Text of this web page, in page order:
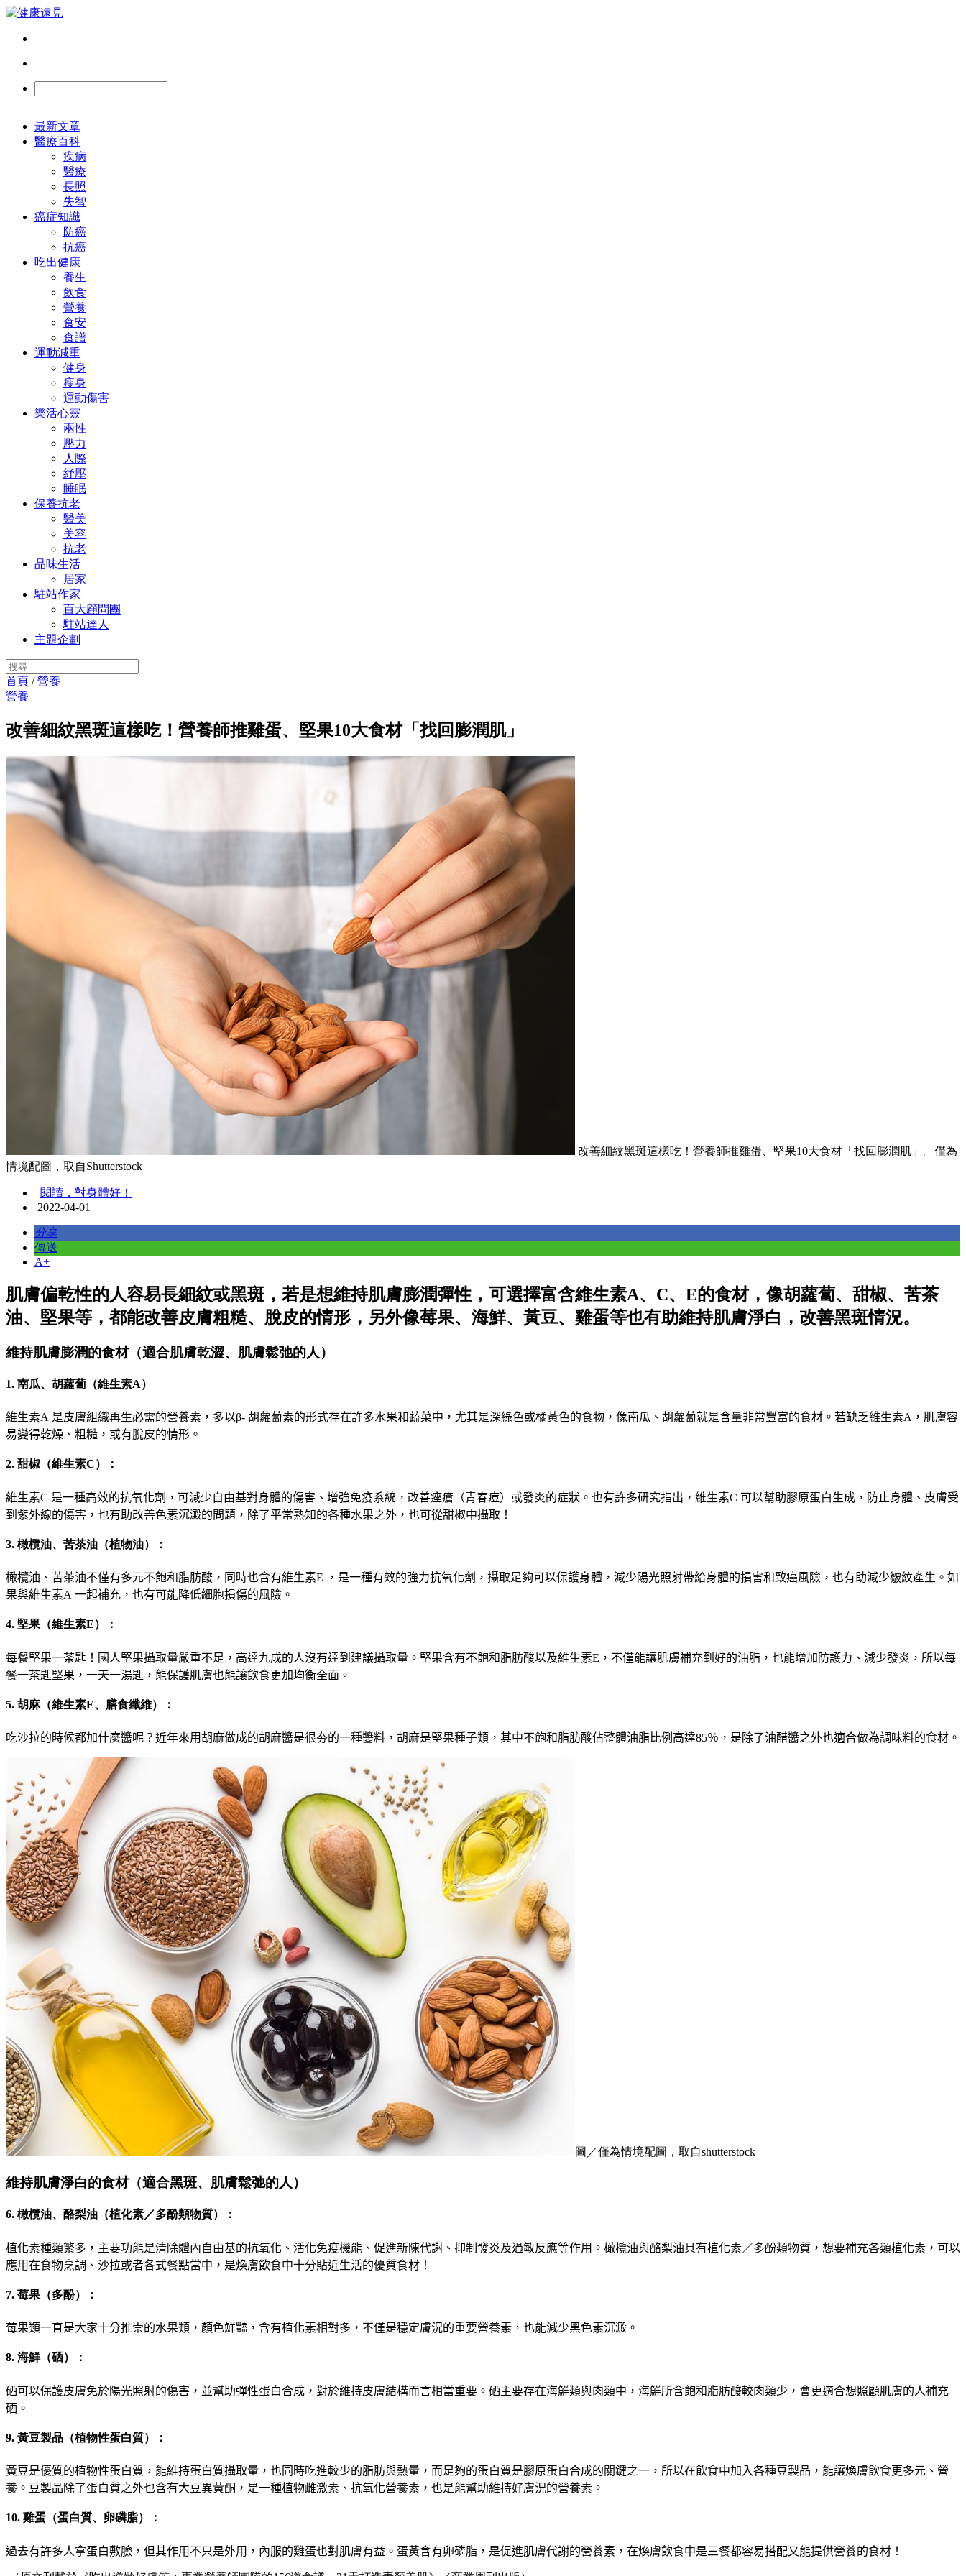
最新文章
醫療百科
疾病
醫療
長照
失智
癌症知識
防癌
抗癌
吃出健康
養生
飲食
營養
食安
食譜
運動減重
健身
瘦身
運動傷害
樂活心靈
兩性
壓力
人際
紓壓
睡眠
保養抗老
醫美
美容
抗老
品味生活
居家
駐站作家
百大顧問團
駐站達人
主題企劃
首頁 /營養
營養
改善細紋黑斑這樣吃！營養師推雞蛋、堅果10大食材「找回膨潤肌」
改善細紋黑斑這樣吃！營養師推雞蛋、堅果10大食材「找回膨潤肌」。僅為
情境配圖，取自Shutterstock
閱讀，對身體好！
2022-04-01
分享
傳送
A+
肌膚偏乾性的人容易長細紋或黑斑，若是想維持肌膚膨潤彈性，可選擇富含維生素A、C、E的食材，像胡蘿蔔、甜椒、苦茶
油、堅果等，都能改善皮膚粗糙、脫皮的情形，另外像莓果、海鮮、黃豆、雞蛋等也有助維持肌膚淨白，改善黑斑情況。
維持肌膚膨潤的食材（適合肌膚乾澀、肌膚鬆弛的人）
1. 南瓜、胡蘿蔔（維生素A）
維生素A 是皮膚組織再生必需的營養素 ， 多以β- 胡蘿蔔素的形式存在許多水果和蔬菜中 ， 尤其是深綠色或橘黃色的食物 ， 像南瓜 、 胡蘿蔔就是含量非常豐富的食材 。 若缺乏維生素A ， 肌膚容
易變得乾燥 、 粗糙 ， 或有脫皮的情形 。
2. 甜椒（維生素C）：
維生素C 是一種高效的抗氧化劑 ， 可減少自由基對身體的傷害 、 增強免疫系統 ， 改善痤瘡 （青春痘） 或發炎的症狀 。 也有許多研究指出 ， 維生素C 可以幫助膠原蛋白生成 ， 防止身體 、 皮膚受
到紫外線的傷害 ， 也有助改善色素沉澱的問題 ， 除了平常熟知的各種水果之外 ， 也可從甜椒中攝取 ！
3. 橄欖油、苦茶油（植物油）：
橄欖油 、 苦茶油不僅有多元不飽和脂肪酸 ， 同時也含有維生素E ， 是一種有效的強力抗氧化劑 ， 攝取足夠可以保護身體 ， 減少陽光照射帶給身體的損害和致癌風險 ， 也有助減少皺紋產生 。 如
果與維生素A 一起補充 ， 也有可能降低細胞損傷的風險 。
4. 堅果（維生素E）：
每餐堅果一茶匙 ！ 國人堅果攝取量嚴重不足 ， 高達九成的人沒有達到建議攝取量 。 堅果含有不飽和脂肪酸以及維生素E ， 不僅能讓肌膚補充到好的油脂 ， 也能增加防護力 、 減少發炎 ， 所以每
餐一茶匙堅果 ， 一天一湯匙 ， 能保護肌膚也能讓飲食更加均衡全面 。
5. 胡麻（維生素E、膳食纖維）：
吃沙拉的時候都加什麼醬呢 ？ 近年來用胡麻做成的胡麻醬是很夯的一種醬料 ， 胡麻是堅果種子類 ， 其中不飽和脂肪酸佔整體油脂比例高達85％， 是除了油醋醬之外也適合做為調味料的食材 。
圖／僅為情境配圖，取自shutterstock
維持肌膚淨白的食材（適合黑斑、肌膚鬆弛的人）
6. 橄欖油、酪梨油（植化素／多酚類物質）：
植化素種類繁多 ， 主要功能是清除體內自由基的抗氧化 、 活化免疫機能 、 促進新陳代謝 、 抑制發炎及過敏反應等作用 。 橄欖油與酪梨油具有植化素／多酚類物質 ， 想要補充各類植化素 ， 可以
應用在食物烹調 、 沙拉或者各式餐點當中 ， 是煥膚飲食中十分貼近生活的優質食材 ！
7. 莓果（多酚）：
莓果類一直是大家十分推崇的水果類 ， 顏色鮮豔 ， 含有植化素相對多 ， 不僅是穩定膚況的重要營養素 ， 也能減少黑色素沉澱 。
8. 海鮮（硒）：
硒可以保護皮膚免於陽光照射的傷害 ， 並幫助彈性蛋白合成 ， 對於維持皮膚結構而言相當重要 。 硒主要存在海鮮類與肉類中 ， 海鮮所含飽和脂肪酸較肉類少 ， 會更適合想照顧肌膚的人補充
硒 。
9. 黃豆製品（植物性蛋白質）：
黃豆是優質的植物性蛋白質 ， 能維持蛋白質攝取量 ， 也同時吃進較少的脂肪與熱量 ， 而足夠的蛋白質是膠原蛋白合成的關鍵之一 ， 所以在飲食中加入各種豆製品 ， 能讓煥膚飲食更多元 、 營
養 。 豆製品除了蛋白質之外也含有大豆異黃酮 ， 是一種植物雌激素 、 抗氧化營養素 ， 也是能幫助維持好膚況的營養素 。
10. 雞蛋（蛋白質、卵磷脂）：
過去有許多人拿蛋白敷臉 ， 但其作用不只是外用 ， 內服的雞蛋也對肌膚有益 。 蛋黃含有卵磷脂 ， 是促進肌膚代謝的營養素 ， 在煥膚飲食中是三餐都容易搭配又能提供營養的食材 ！